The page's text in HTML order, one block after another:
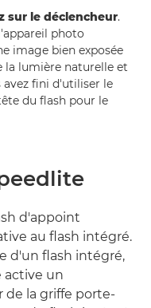
sur le déclencheur.
photo
image bien exposée
la lumière naturelle et
avez fini d'utiliser le
du flash pour le
d'appoint
au flash intégré.
d'un flash intégré,
active un
la griffe porte-